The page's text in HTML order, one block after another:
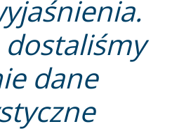
dane